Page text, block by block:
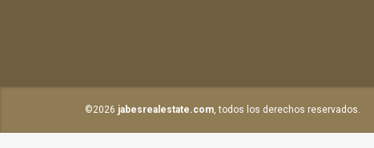
©2026 jabesrealestate.com, todos los derechos reservados.